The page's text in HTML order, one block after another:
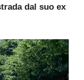
dal suo ex